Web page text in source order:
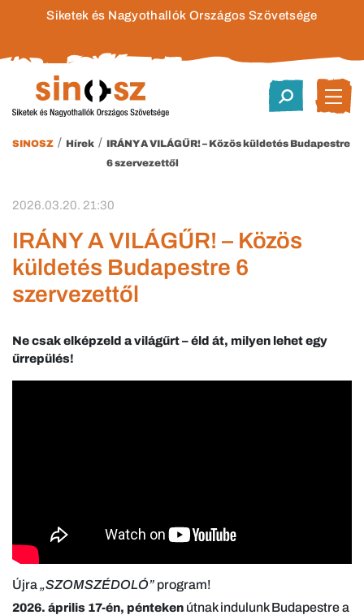
Siketek és Nagyothallók Országos Szövetsége
SINOSZ / Hírek / IRÁNY A VILÁGŰR! – Közös küldetés Budapestre
6 szervezettől
2026.03.20. 21:30
IRÁNY A VILÁGŰR! – Közös
küldetés Budapestre 6
szervezettől
Ne csak elképzeld a világűrt – éld át, milyen lehet egy
űrrepülés!
Újra„SZOMSZÉDOLÓ” program!
2026. április 17-én, pénteken útnak indulunk Budapestre a